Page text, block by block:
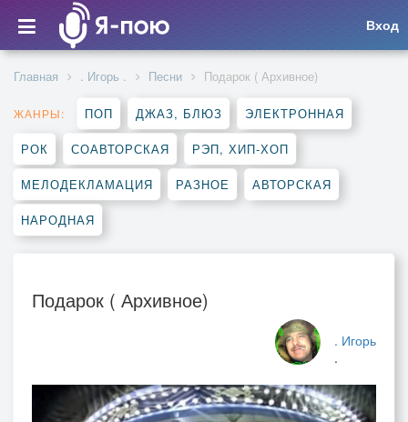
Вход
Главная . Игорь . Песни Подарок ( Архивное)
ЖАНРЫ: ПОП ДЖАЗ, БЛЮЗ ЭЛЕКТРОННАЯ
РОК СОАВТОРСКАЯ РЭП, ХИП-ХОП
МЕЛОДЕКЛАМАЦИЯ РАЗНОЕ АВТОРСКАЯ
НАРОДНАЯ
Подарок ( Архивное)
. Игорь
.